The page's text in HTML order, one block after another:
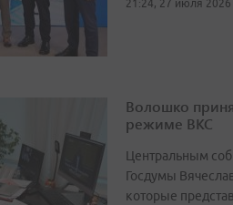
21:24, 27 июля 2026
Волошко
режиме ВКС
Центральным
Госдумы
которые